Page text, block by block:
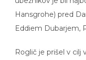
Hansgrohe) pred
Eddiem Dubarjem,
Roglič je prišel v cilj